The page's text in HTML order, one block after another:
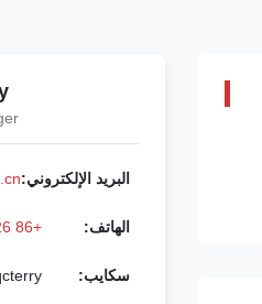
البريد الإلكتروني:
الهاتف: +86 13921153926
سكايب: